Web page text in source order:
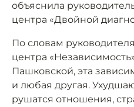
объяснила
центра «Двойной
По словам
центра
Пашковской, эта
и любая другая.
рушатся отношения,